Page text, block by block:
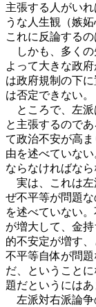
主張する人がい
うな人生観（嫉
これに反論するの
しかも、多くの
よって大きな政
は政府規制の下
は否定できない。
ところで、左派
と主張するので
て政治不安が高
由を述べていな
ならなければな
実は、これは左
ぜ不平等が問題
を述べていない
が増大して、金
的不安定が増す
不平等自体が問
だ、ということ
題だというには
左派対右派論争